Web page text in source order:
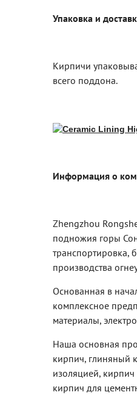
Упаковка и
Кирпичи
всего поддона.
Информация о
Zhengzhou
подножия горы
транспортировка,
производства
Основанная в
комплексное
материалы,
Наша основная
кирпич, глиняный
изоляцией,
кирпич для